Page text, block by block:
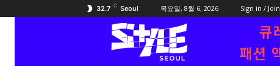
32.7 C Seoul 목요일, 8월 6, 2026 Sign in / Join